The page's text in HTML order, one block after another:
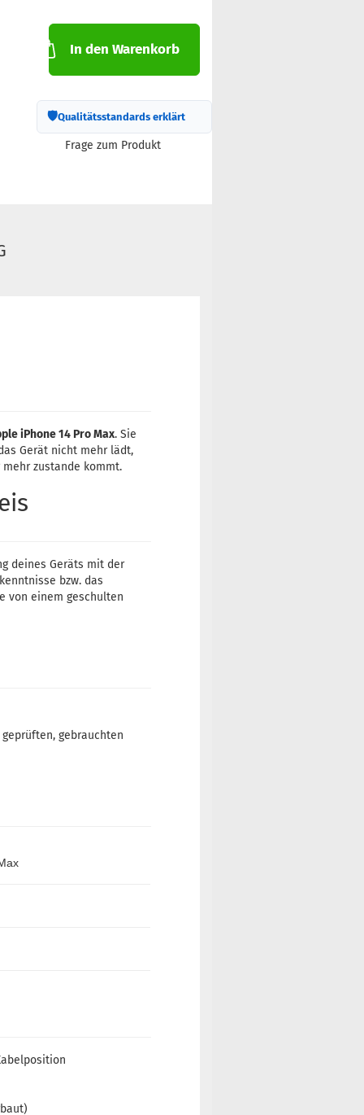
In den Warenkorb
🛡Qualitätsstandards erklärt
Frage zum Produkt
iPhone 14 Pro Max. Sie
Gerät nicht mehr lädt,
zustande kommt.
deines Geräts mit der
bzw. das
von einem geschulten
gebrauchten